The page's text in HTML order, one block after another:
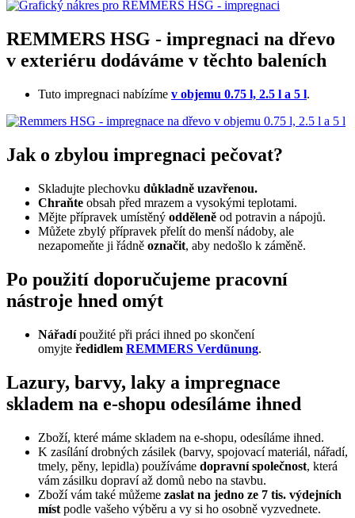
REMMERS HSG - impregnaci na dřevo
v exteriéru dodáváme v těchto baleních
Tuto impregnaci nabízíme v objemu 0.75 l, 2.5 l a 5 l.
Jak o zbylou impregnaci pečovat?
Skladujte plechovku důkladně uzavřenou.
Chraňte obsah před mrazem a vysokými teplotami.
Mějte přípravek umístěný odděleně od potravin a nápojů.
Můžete zbylý přípravek přelít do menší nádoby, ale
nezapomeňte ji řádně označit, aby nedošlo k záměně.
Po použití doporučujeme pracovní
nástroje hned omýt
Nářadípoužité při práci ihned po skončení
omyjte ředidlem REMMERS Verdünung.
Lazury, barvy, laky a impregnace
skladem na e-shopu odesíláme ihned
Zboží, které máme skladem na e-shopu, odesíláme ihned.
K zasílání drobných zásilek (barvy, spojovací materiál, nářadí,
tmely, pěny, lepidla) používáme dopravní společnost, která
vám zásilku dopraví až domů nebo na stavbu.
Zboží vám také můžeme zaslat na jedno ze 7 tis. výdejních
míst podle vašeho výběru a vy si ho osobně vyzvednete.